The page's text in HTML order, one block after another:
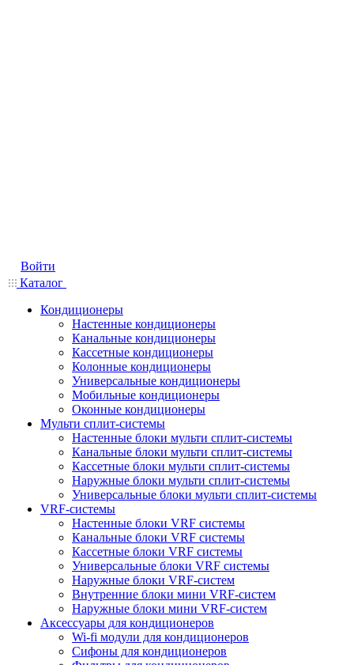
Войти
Каталог
Кондиционеры
Настенные кондиционеры
Канальные кондиционеры
Кассетные кондиционеры
Колонные кондиционеры
Универсальные кондиционеры
Мобильные кондиционеры
Оконные кондиционеры
Мульти сплит-системы
Настенные блоки мульти сплит-системы
Канальные блоки мульти сплит-системы
Кассетные блоки мульти сплит-системы
Наружные блоки мульти сплит-системы
Универсальные блоки мульти сплит-системы
VRF-системы
Настенные блоки VRF системы
Канальные блоки VRF системы
Кассетные блоки VRF системы
Универсальные блоки VRF системы
Наружные блоки VRF-систем
Внутренние блоки мини VRF-систем
Наружные блоки мини VRF-систем
Аксессуары для кондиционеров
Wi-fi модули для кондиционеров
Сифоны для кондиционеров